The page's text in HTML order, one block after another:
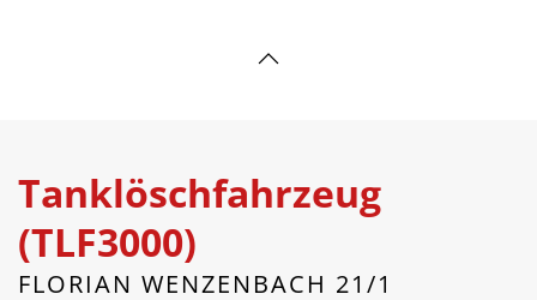
Tanklöschfahrzeug
(TLF3000)
FLORIAN WENZENBACH 21/1